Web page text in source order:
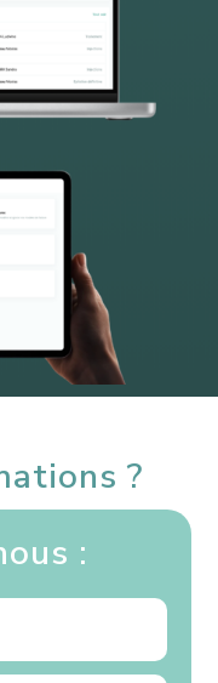
?
: